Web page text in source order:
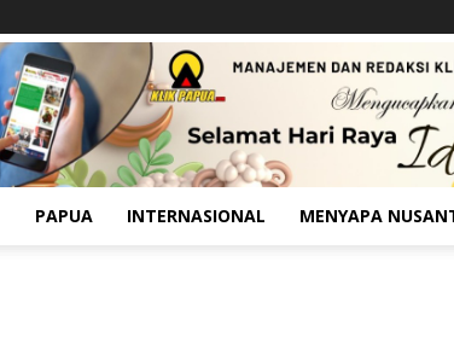
PAPUA INTERNASIONAL MENYAPA